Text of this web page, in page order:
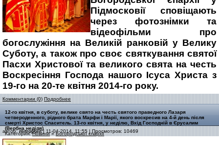
Підмосковії сповіщають
через фотознімки та
відеофільми про
богослужіння на Великій ранковій у Велику
Суботу, а також про своє святкування святої
Пасхи Христової та великого свята на честь
Воскресіння Господа нашого Ісуса Христа з
19-го на 20-те квітня 2014-го року.
Комментарии (0) Подробнее
12-го квітня, в суботу, велике свято на честь святого праведного Лазаря
четвероденного, рідного брата Марфи і Марії, якого воскресив на 4-й день після
смерті Христос Спаситель. 13-го квітня, у неділю, Вхід Господній в Єрусалим
(Вербна неділя)
Категория:Новини»Богородської єпархії
автор:mitropolit| 11-04-2014, 11:55 | Просмотров: 10469